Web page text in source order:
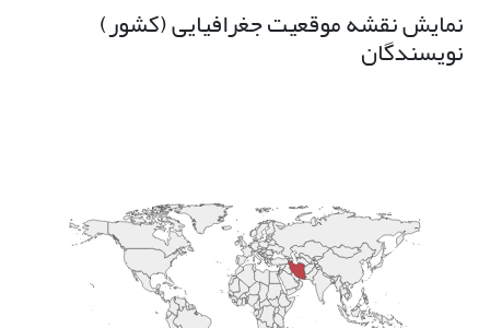
نمایش نقشه موقعیت جغرافیایی (کشور)
نویسندگان